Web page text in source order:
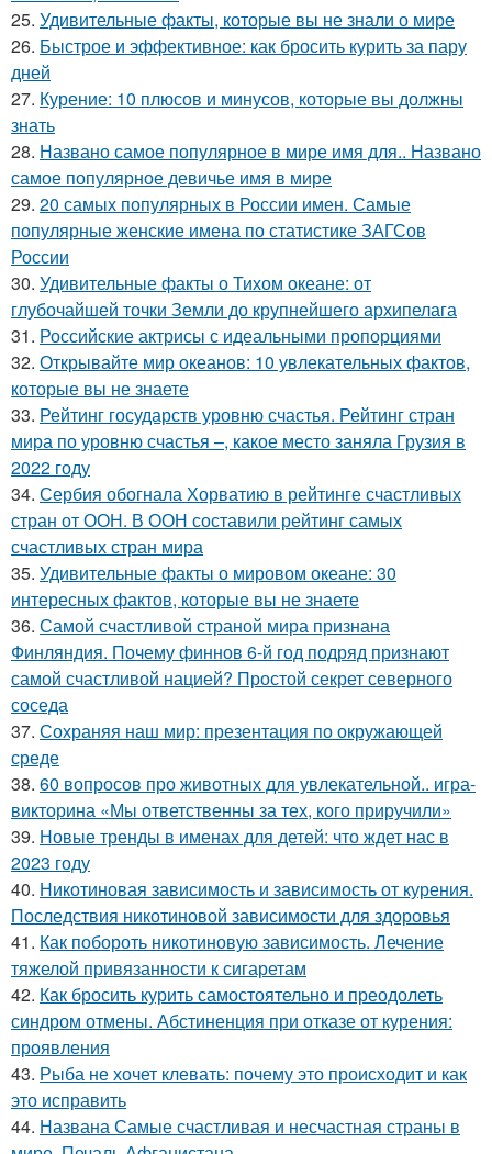
25. Удивительные факты, которые вы не знали о мире
26. Быстрое и эффективное: как бросить курить за пару
дней
27. Курение: 10 плюсов и минусов, которые вы должны
знать
28. Названо самое популярное в мире имя для.. Названо
самое популярное девичье имя в мире
29. 20 самых популярных в России имен. Самые
популярные женские имена по статистике ЗАГСов
России
30. Удивительные факты о Тихом океане: от
глубочайшей точки Земли до крупнейшего архипелага
31. Российские актрисы с идеальными пропорциями
32. Открывайте мир океанов: 10 увлекательных фактов,
которые вы не знаете
33. Рейтинг государств уровню счастья. Рейтинг стран
мира по уровню счастья –, какое место заняла Грузия в
2022 году
34. Сербия обогнала Хорватию в рейтинге счастливых
стран от ООН. В ООН составили рейтинг самых
счастливых стран мира
35. Удивительные факты о мировом океане: 30
интересных фактов, которые вы не знаете
36. Самой счастливой страной мира признана
Финляндия. Почему финнов 6-й год подряд признают
самой счастливой нацией? Простой секрет северного
соседа
37. Сохраняя наш мир: презентация по окружающей
среде
38. 60 вопросов про животных для увлекательной.. игра-
викторина «Мы ответственны за тех, кого приручили»
39. Новые тренды в именах для детей: что ждет нас в
2023 году
40. Никотиновая зависимость и зависимость от курения.
Последствия никотиновой зависимости для здоровья
41. Как побороть никотиновую зависимость. Лечение
тяжелой привязанности к сигаретам
42. Как бросить курить самостоятельно и преодолеть
синдром отмены. Абстиненция при отказе от курения:
проявления
43. Рыба не хочет клевать: почему это происходит и как
это исправить
44. Названа Самые счастливая и несчастная страны в